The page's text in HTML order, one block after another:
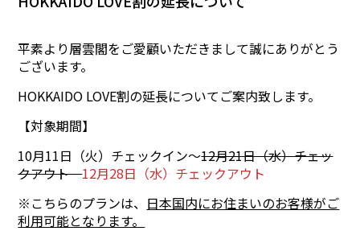
平素より層雲閣をご愛顧いただきまして誠にありがとう
ございます。
HOKKAIDO LOVE割の延長についてご案内致します。
【対象期間】
10月11日（火）チェックイン～12月21日（水）チェッ
クアウト12月28日（水）チェックアウト
※こちらのプランは、 日本国内にお住まいのお客様がご
利用可能となります。